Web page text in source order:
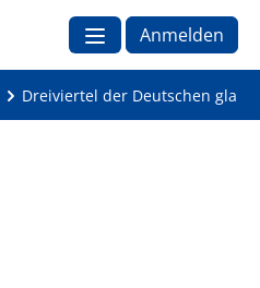
Anmelden
Dreiviertel der Deutschen